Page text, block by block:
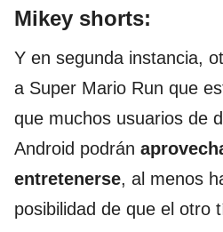
Mikey shorts:
Y en segunda instancia,
a Super Mario Run que
que muchos usuarios de
Android podrán
entretenerse, al menos
posibilidad de que el otro